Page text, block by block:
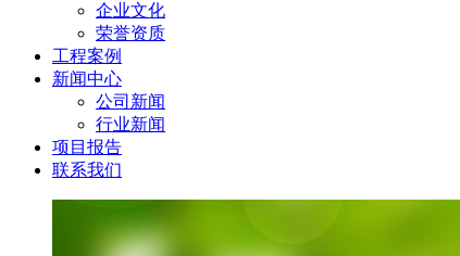
企业文化
荣誉资质
工程案例
新闻中心
公司新闻
行业新闻
项目报告
联系我们